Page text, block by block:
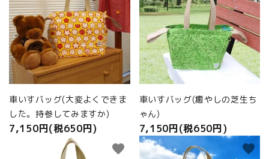
車いすバッグ(大変よくできま
した。持参してみますか)
7,150円(税650円)
車いすバッグ(癒やしの芝生ち
ゃん)
7,150円(税650円)
favorite favorite